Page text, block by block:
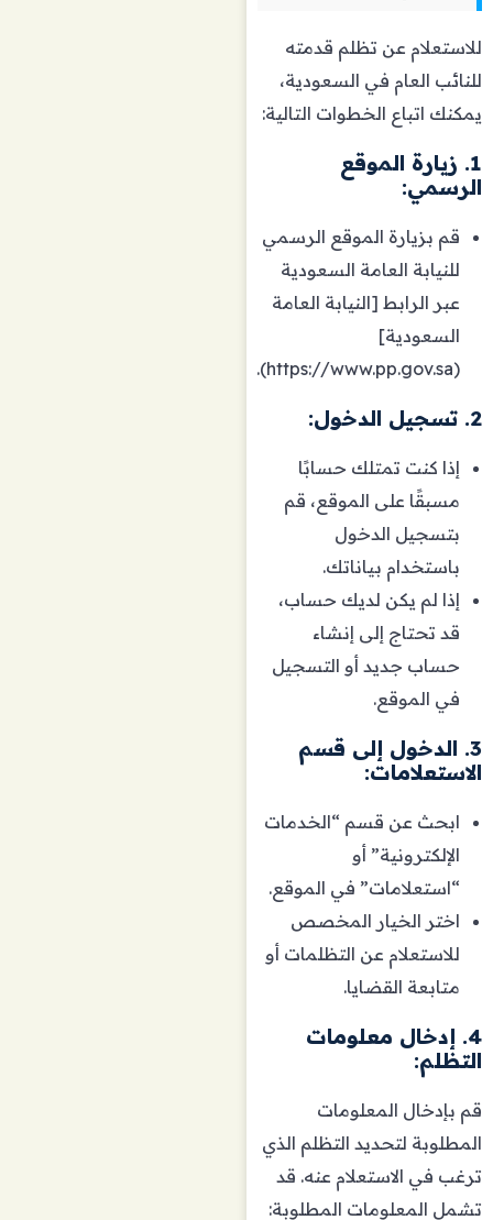
للاستعلام عن تظلم قدمته
للنائب العام في السعودية،
يمكنك اتباع الخطوات التالية:
1. زيارة الموقع
الرسمي:
قم بزيارة الموقع الرسمي
للنيابة العامة السعودية
عبر الرابط [النيابة العامة
السعودية]
(https://www.pp.gov.sa).
2. تسجيل الدخول:
إذا كنت تمتلك حسابًا
مسبقًا على الموقع، قم
بتسجيل الدخول
باستخدام بياناتك.
إذا لم يكن لديك حساب،
قد تحتاج إلى إنشاء
حساب جديد أو التسجيل
في الموقع.
3. الدخول إلى قسم
الاستعلامات:
ابحث عن قسم “الخدمات
الإلكترونية” أو
“استعلامات” في الموقع.
اختر الخيار المخصص
للاستعلام عن التظلمات أو
متابعة القضايا.
4. إدخال معلومات
التظلم:
قم بإدخال المعلومات
المطلوبة لتحديد التظلم الذي
ترغب في الاستعلام عنه. قد
تشمل المعلومات المطلوبة: